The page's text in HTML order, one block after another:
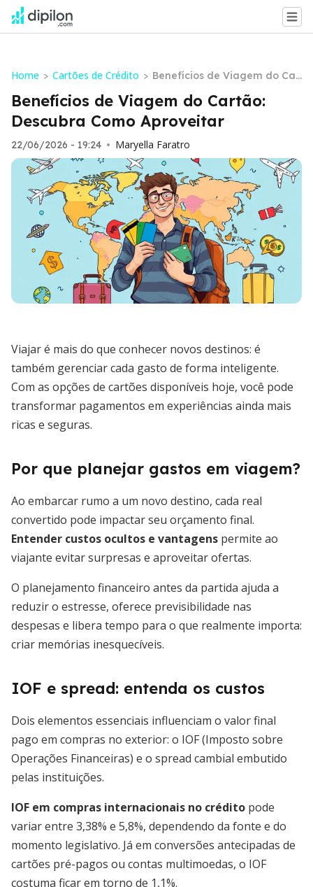
Home > Cartões de Crédito > Benefícios de Viagem do Car
tão: Descubra Como Aproveit
ar
Benefícios de Viagem do Cartão:
Descubra Como Aproveitar
22/06/2026 - 19:24 • Maryella Faratro
Viajar é mais do que conhecer novos destinos: é
também gerenciar cada gasto de forma inteligente.
Com as opções de cartões disponíveis hoje, você pode
transformar pagamentos em experiências ainda mais
ricas e seguras.
Por que planejar gastos em viagem?
Ao embarcar rumo a um novo destino, cada real
convertido pode impactar seu orçamento final.
Entender custos ocultos e vantagens permite ao
viajante evitar surpresas e aproveitar ofertas.
O planejamento financeiro antes da partida ajuda a
reduzir o estresse, oferece previsibilidade nas
despesas e libera tempo para o que realmente importa:
criar memórias inesquecíveis.
IOF e spread: entenda os custos
Dois elementos essenciais influenciam o valor final
pago em compras no exterior: o IOF (Imposto sobre
Operações Financeiras) e o spread cambial embutido
pelas instituições.
IOF em compras internacionais no crédito pode
variar entre 3,38% e 5,8%, dependendo da fonte e do
momento legislativo. Já em conversões antecipadas de
cartões pré-pagos ou contas multimoedas, o IOF
costuma ficar em torno de 1,1%.